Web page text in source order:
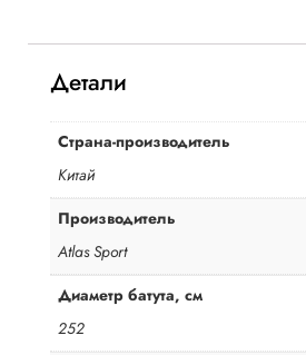
Детали
Страна-производитель
Китай
Производитель
Atlas Sport
Диаметр батута, см
252